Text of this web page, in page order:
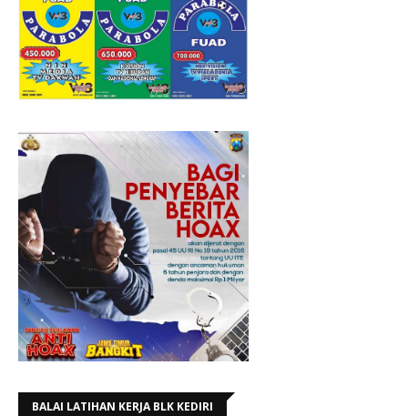
BALAI LATIHAN KERJA BLK KEDIRI